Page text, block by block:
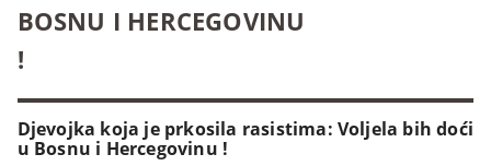
BOSNU I HERCEGOVINU
!
Djevojka koja je prkosila rasistima: Voljela bih doći
u Bosnu i Hercegovinu !